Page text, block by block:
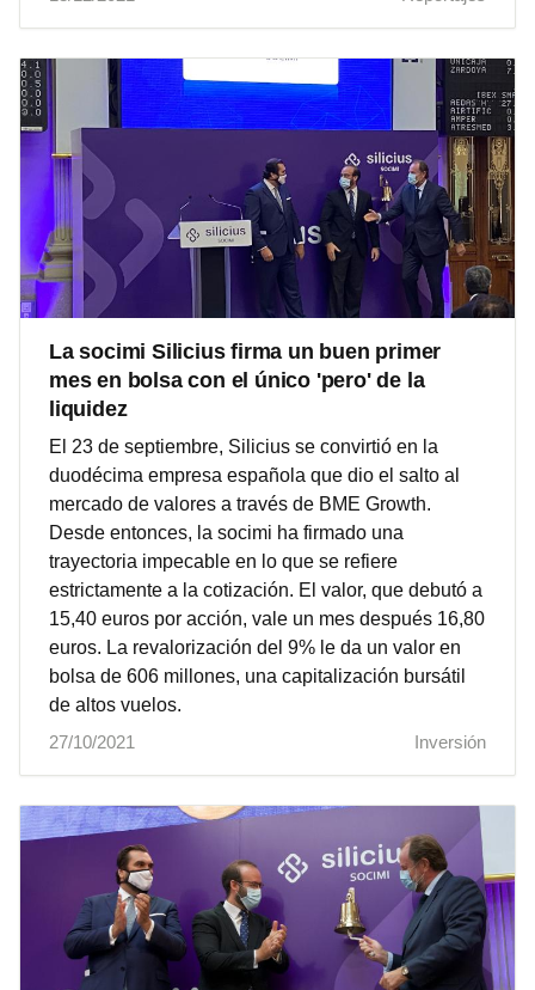
La socimi Silicius firma un buen primer
mes en bolsa con el único 'pero' de la
liquidez
El 23 de septiembre, Silicius se convirtió en la
duodécima empresa española que dio el salto al
mercado de valores a través de BME Growth.
Desde entonces, la socimi ha firmado una
trayectoria impecable en lo que se refiere
estrictamente a la cotización. El valor, que debutó a
15,40 euros por acción, vale un mes después 16,80
euros. La revalorización del 9% le da un valor en
bolsa de 606 millones, una capitalización bursátil
de altos vuelos.
27/10/2021
Inversión